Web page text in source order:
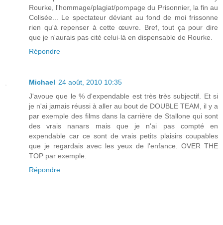
Rourke, l'hommage/plagiat/pompage du Prisonnier, la fin au
Colisée... Le spectateur déviant au fond de moi frissonne
rien qu'à repenser à cette œuvre. Bref, tout ça pour dire
que je n'aurais pas cité celui-là en dispensable de Rourke.
Répondre
Michael 24 août, 2010 10:35
J'avoue que le % d'expendable est très très subjectif. Et si
je n'ai jamais réussi à aller au bout de DOUBLE TEAM, il y a
par exemple des films dans la carrière de Stallone qui sont
des vrais nanars mais que je n'ai pas compté en
expendable car ce sont de vrais petits plaisirs coupables
que je regardais avec les yeux de l'enfance. OVER THE
TOP par exemple.
Répondre